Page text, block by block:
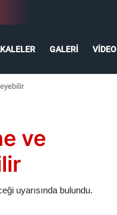
GALERI VIDEO
ve
uyarısında bulundu.